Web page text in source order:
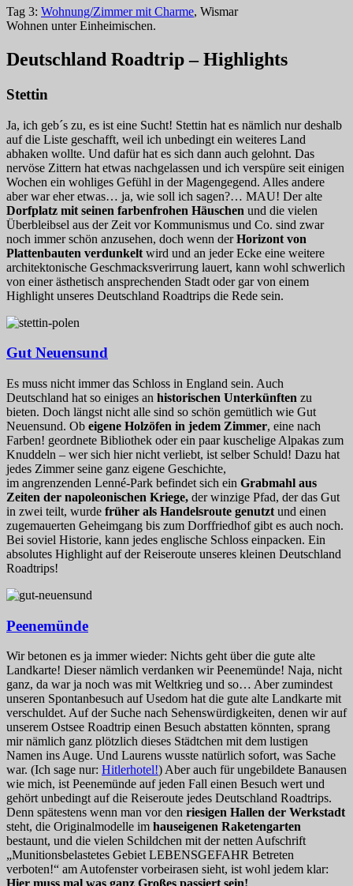
Tag 3: Wohnung/Zimmer mit Charme, Wismar
Wohnen unter Einheimischen.
Deutschland Roadtrip – Highlights
Stettin
Ja, ich geb´s zu, es ist eine Sucht! Stettin hat es nämlich nur deshalb
auf die Liste geschafft, weil ich unbedingt ein weiteres Land
abhaken wollte. Und dafür hat es sich dann auch gelohnt. Das
nervöse Zittern hat etwas nachgelassen und ich verspüre seit einigen
Wochen ein wohliges Gefühl in der Magengegend. Alles andere
aber war eher etwas… ja, wie soll ich sagen?… MAU! Der alte
Dorfplatz mit seinen farbenfrohen Häuschen und die vielen
Überbleibsel aus der Zeit vor Kommunismus und Co. sind zwar
noch immer schön anzusehen, doch wenn derHorizont von
Plattenbauten verdunkelt wird und an jeder Ecke eine weitere
architektonische Geschmacksverirrung lauert, kann wohl schwerlich
von einer ästhetisch ansprechenden Stadt oder gar von einem
Highlight unseres Deutschland Roadtrips die Rede sein.
Gut Neuensund
Es muss nicht immer das Schloss in England sein. Auch
Deutschland hat so einiges an historischen Unterkünften zu
bieten. Doch längst nicht alle sind so schön gemütlich wie Gut
Neuensund. Ob eigene Holzöfen in jedem Zimmer, eine nach
Farben! geordnete Bibliothek oder ein paar kuschelige Alpakas zum
Knuddeln – wer sich hier nicht verliebt, ist selber Schuld! Dazu hat
jedes Zimmer seine ganz eigene Geschichte,
im angrenzenden Lenné-Park befindet sich ein Grabmahl aus
Zeiten der napoleonischen Kriege, der winzige Pfad, der das Gut
in zwei teilt, wurde früher als Handelsroute genutzt und einen
zugemauerten Geheimgang bis zum Dorffriedhof gibt es auch noch.
Bei soviel Historie, kann jedes englische Schloss einpacken. Ein
absolutes Highlight auf der Reiseroute unseres kleinen Deutschland
Roadtrips!
Peenemünde
Wir betonen es ja immer wieder: Nichts geht über die gute alte
Landkarte! Dieser nämlich verdanken wir Peenemünde! Naja, nicht
ganz, da war ja noch was mit Weltkrieg und so… Aber zumindest
unseren Spontanbesuch auf Usedom hat die gute alte Landkarte mit
verschuldet. Auf der Suche nach Sehenswürdigkeiten, denen wir auf
unserem Ostsee Roadtrip einen Besuch abstatten könnten, sprang
mir nämlich ganz plötzlich dieses Städtchen mit dem lustigen
Namen ins Auge. Und Laurens wusste natürlich sofort, was Sache
war. (Ich sage nur: Hitlerhotel!) Aber auch für ungebildete Banausen
wie mich, ist Peenemünde auf jeden Fall einen Besuch wert und
gehört unbedingt auf die Reiseroute jedes Deutschland Roadtrips.
Denn spätestens wenn man vor den riesigen Hallen der Werkstadt
steht, die Originalmodelle im hauseigenen Raketengarten
bestaunt, und die vielen Schildchen mit der netten Aufschrift
„Munitionsbelastetes Gebiet LEBENSGEFAHR Betreten
verboten!“ am Autofenster vorbeirasen sieht, ist wohl jedem klar: